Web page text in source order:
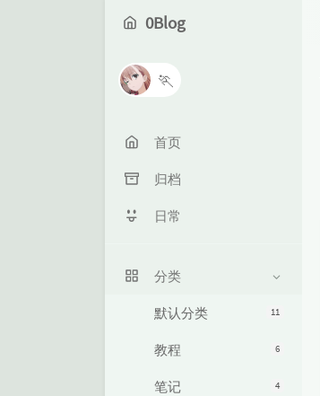
0Blog
🏃
首页
归档
日常
分类
11
默认分类
6
教程
4
笔记